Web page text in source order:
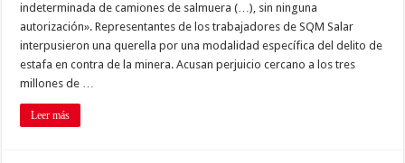
indeterminada de camiones de salmuera (…), sin ninguna
autorización». Representantes de los trabajadores de SQM Salar
interpusieron una querella por una modalidad específica del delito de
estafa en contra de la minera. Acusan perjuicio cercano a los tres
millones de …
Leer más